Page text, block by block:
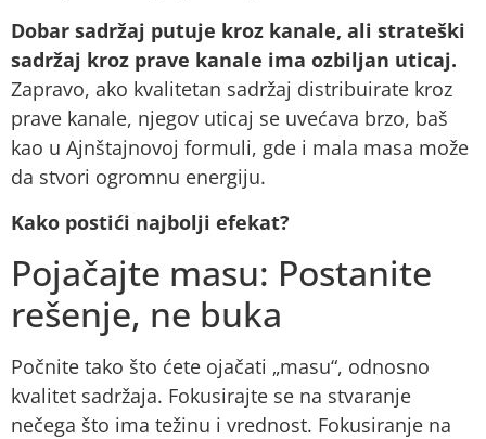
Dobar sadržaj putuje kroz kanale, ali strateški
sadržaj kroz prave kanale ima ozbiljan uticaj.
Zapravo, ako kvalitetan sadržaj distribuirate kroz
prave kanale, njegov uticaj se uvećava brzo, baš
kao u Ajnštajnovoj formuli, gde i mala masa može
da stvori ogromnu energiju.
Kako postići najbolji efekat?
Pojačajte masu: Postanite
rešenje, ne buka
Počnite tako što ćete ojačati „masu“, odnosno
kvalitet sadržaja. Fokusirajte se na stvaranje
nečega što ima težinu i vrednost. Fokusiranje na